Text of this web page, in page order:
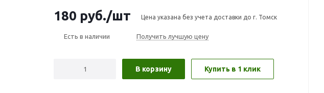
180 руб./шт Цена указана без учета доставки до г. Томск
Есть в наличии Получить лучшую цену
В корзину Купить в 1 клик